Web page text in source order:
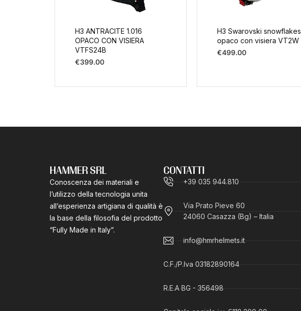
H3 ANTRACITE 1.016
OPACO CON VISIERA
VTFS24B
€399.00
H3 Swarovski snowflakes
opaco con visiera VT2W
€499.00
HAMMER SRL
Conoscenza dei materiali e
l’utilizzo della tecnologia unita
all’esperienza artigiana di qualità è
la base della filosofia del prodotto
“Fully Made in Italy”.
CONTATTI
+39 035 944.810
Via Prato Pieve 60
24060 Casazza (Bg) – Italia
info@hmrhelmets.it
C.F./P.Iva 03182890164
R.E.A BG - 356498